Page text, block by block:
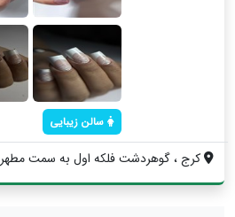
سالن زیبایی
کرج ، گوهردشت فلکه اول به سمت مطهری، نرس...